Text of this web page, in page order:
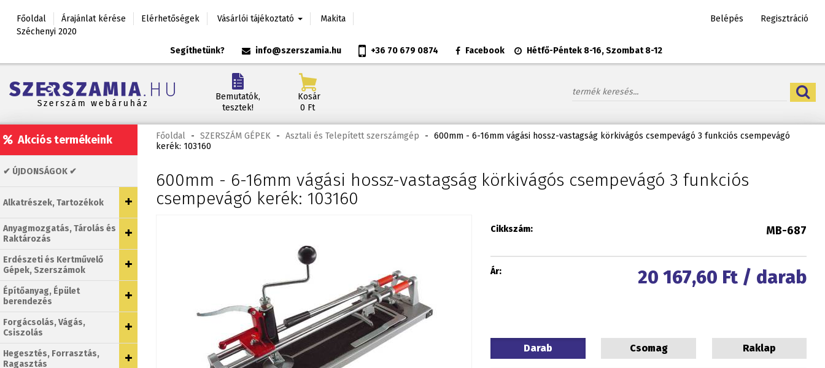
Főoldal Árajánlat kérése Elérhetőségek Vásárlói tájékoztató
Makita
Széchenyi 2020
Belépés Regisztráció
Segíthetünk? info@szerszamia.hu +36 70 679 0874 Facebook Hétfő-Péntek 8-16, Szombat 8-12
Bemutatók,
tesztek!
Kosár
0 Ft
Akciós termékeink
✔ ÚJDONSÁGOK ✔
Alkatrészek, Tartozékok
Anyagmozgatás, Tárolás és
Raktározás
Erdészeti és Kertművelő
Gépek, Szerszámok
Építőanyag, Épület
berendezés
Forgácsolás, Vágás,
Csiszolás
Hegesztés, Forrasztás,
Ragasztás
Főoldal - SZERSZÁM GÉPEK - Asztali és Telepített szerszámgép - 600mm - 6-16mm vágási hossz-vastagság körkivágós csempevágó 3 funkciós csempevágó
kerék: 103160
600mm - 6-16mm vágási hossz-vastagság körkivágós csempevágó 3 funkciós
csempevágó kerék: 103160
Cikkszám: MB-687
Ár: 20 167,60 Ft / darab
Darab Csomag Raklap